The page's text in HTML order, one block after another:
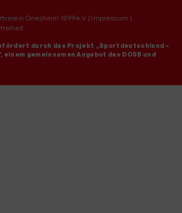
Griesheim 1899 e.V | Impressum |
durch das Projekt „Sportdeutschland –
, einem gemeinsamen Angebot des DOSB und